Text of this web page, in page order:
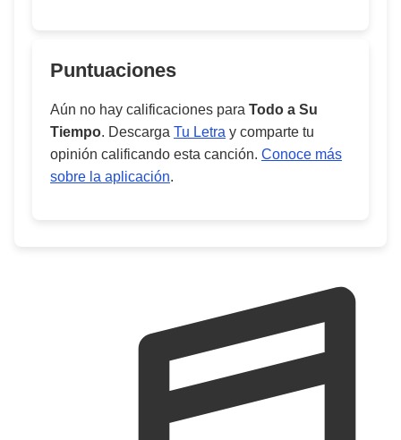
Puntuaciones
Aún no hay calificaciones para Todo a Su
Tiempo. Descarga Tu Letra y comparte tu
opinión calificando esta canción. Conoce más
sobre la aplicación.